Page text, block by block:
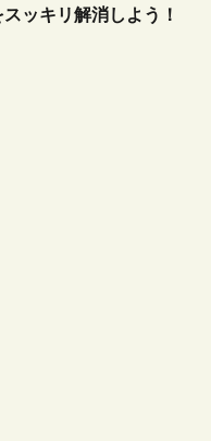
ッキリ解消しよう！